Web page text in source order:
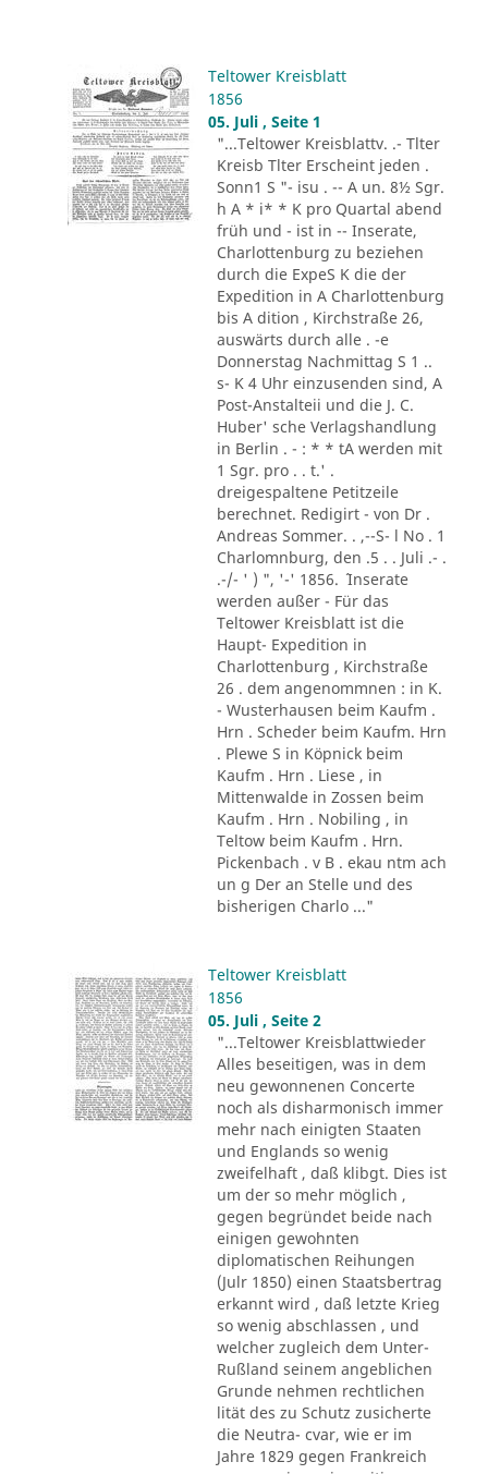
Teltower Kreisblatt
1856
05. Juli , Seite 1
"...Teltower Kreisblattv. .- Tlter
Kreisb Tlter Erscheint jeden .
Sonn1 S "- isu . -- A un. 8½ Sgr.
h A * i* * K pro Quartal abend
früh und - ist in -- Inserate,
Charlottenburg zu beziehen
durch die ExpeS K die der
Expedition in A Charlottenburg
bis A dition , Kirchstraße 26,
auswärts durch alle . -e
Donnerstag Nachmittag S 1 ..
s- K 4 Uhr einzusenden sind, A
Post-Anstalteii und die J. C.
Huber' sche Verlagshandlung
in Berlin . - : * * tA werden mit
1 Sgr. pro . . t.' .
dreigespaltene Petitzeile
berechnet. Redigirt - von Dr .
Andreas Sommer. . ,--S- l No . 1
Charlomnburg, den .5 . . Juli .- .
.-/- ' ) ", '-' 1856. ´ Inserate
werden außer - Für das
Teltower Kreisblatt ist die
Haupt- Expedition in
Charlottenburg , Kirchstraße
26 . dem angenommnen : in K.
- Wusterhausen beim Kaufm .
Hrn . Scheder beim Kaufm. Hrn
. Plewe S in Köpnick beim
Kaufm . Hrn . Liese , in
Mittenwalde in Zossen beim
Kaufm . Hrn . Nobiling , in
Teltow beim Kaufm . Hrn.
Pickenbach . v B . ekau ntm ach
un g Der an Stelle und des
bisherigen Charlo ..."
Teltower Kreisblatt
1856
05. Juli , Seite 2
"...Teltower Kreisblattwieder
Alles beseitigen, was in dem
neu gewonnenen Concerte
noch als disharmonisch immer
mehr nach einigten Staaten
und Englands so wenig
zweifelhaft , daß klibgt. Dies ist
um der so mehr möglich ,
gegen begründet beide nach
einigen gewohnten
diplomatischen Reihungen
(Julr 1850) einen Staatsbertrag
erkannt wird , daß letzte Krieg
so wenig abschlassen , und
welcher zugleich dem Unter-
Rußland seinem angeblichen
Grunde nehmen rechtlichen
lität des zu Schutz zusicherte
die Neutra- cvar, wie er im
Jahre 1829 gegen Frankreich